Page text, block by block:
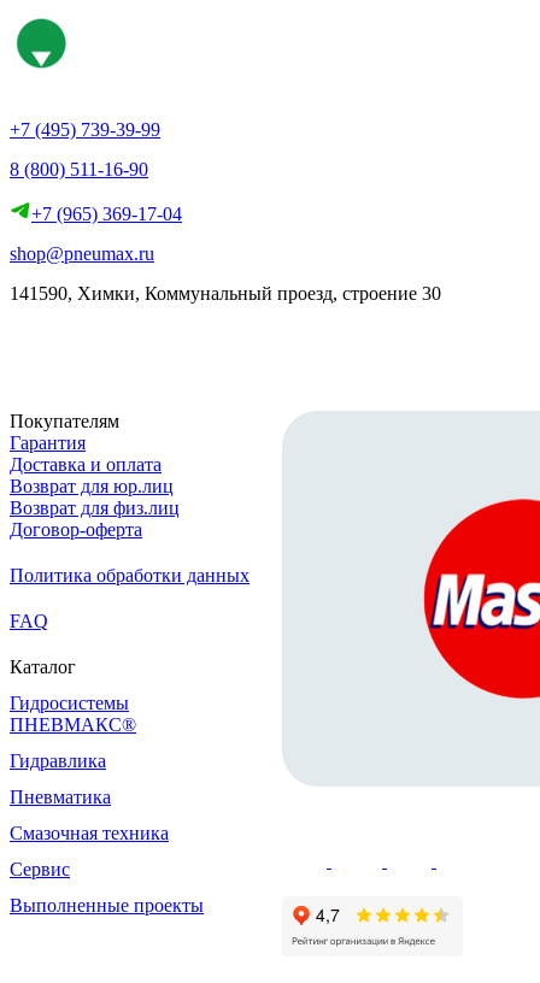
+7 (495) 739-39-99
8 (800) 511-16-90
+7 (965) 369-17-04
shop@pneumax.ru
141590, Химки, Коммунальный проезд, строение 30
Покупателям
Гарантия
Доставка и оплата
Возврат для юр.лиц
Возврат для физ.лиц
Договор-оферта
Политика обработки данных
FAQ
Каталог
Гидросистемы
ПНЕВМАКС®
Гидравлика
Пневматика
Смазочная техника
Сервис
Выполненные проекты